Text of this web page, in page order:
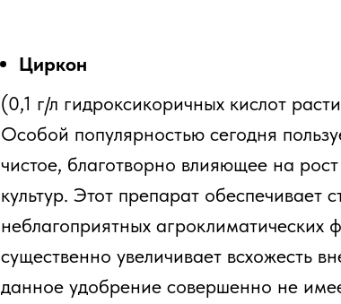
Циркон
(0,1 г/л гидроксикоричных кислот
Особой популярностью сегодня
чистое, благотворно влияющее на
культур. Этот препарат обеспечивает
неблагоприятных агроклиматических
существенно увеличивает всхожесть
данное удобрение совершенно не